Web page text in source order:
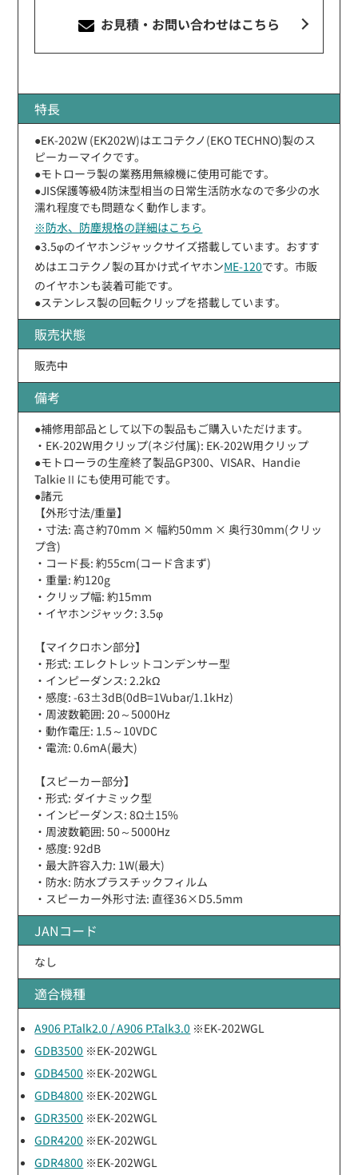
お見積・お問い合わせはこちら
特長
●EK-202W (EK202W)はエコテクノ(EKO TECHNO)製のス
ピーカーマイクです。
●モトローラ製の業務用無線機に使用可能です。
●JIS保護等級4防沫型相当の日常生活防水なので多少の水
濡れ程度でも問題なく動作します。
※防水、防塵規格の詳細はこちら
●3.5φのイヤホンジャックサイズ搭載しています。おすす
めはエコテクノ製の耳かけ式イヤホンME-120です。市販
のイヤホンも装着可能です。
●ステンレス製の回転クリップを搭載しています。
販売状態
販売中
備考
●補修用部品として以下の製品もご購入いただけます。
・EK-202W用クリップ(ネジ付属): EK-202W用クリップ
●モトローラの生産終了製品GP300、VISAR、Handie
TalkieⅡにも使用可能です。
●諸元
【外形寸法/重量】
・寸法: 高さ約70mm × 幅約50mm × 奥行30mm(クリッ
プ含)
・コード長: 約55cm(コード含まず)
・重量: 約120g
・クリップ幅: 約15mm
・イヤホンジャック: 3.5φ
【マイクロホン部分】
・形式: エレクトレットコンデンサー型
・インピーダンス: 2.2kΩ
・感度: -63±3dB(0dB=1Vubar/1.1kHz)
・周波数範囲: 20～5000Hz
・動作電圧: 1.5～10VDC
・電流: 0.6mA(最大)
【スピーカー部分】
・形式: ダイナミック型
・インピーダンス: 8Ω±15%
・周波数範囲: 50～5000Hz
・感度: 92dB
・最大許容入力: 1W(最大)
・防水: 防水プラスチックフィルム
・スピーカー外形寸法: 直径36×D5.5mm
JANコード
なし
適合機種
A906 P.Talk2.0 / A906 P.Talk3.0 ※EK-202WGL
GDB3500 ※EK-202WGL
GDB4500 ※EK-202WGL
GDB4800 ※EK-202WGL
GDR3500 ※EK-202WGL
GDR4200 ※EK-202WGL
GDR4800 ※EK-202WGL